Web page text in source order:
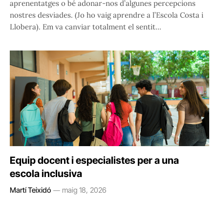
aprenentatges o bé adonar-nos d’algunes percepcions
nostres desviades. (Jo ho vaig aprendre a l’Escola Costa i
Llobera). Em va canviar totalment el sentit…
Equip docent i especialistes per a una
escola inclusiva
Martí Teixidó maig 18, 2026